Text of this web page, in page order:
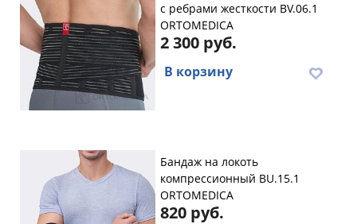
с ребрами жесткости BV.06.1
ORTOMEDICA
2 300 руб.
В корзину
Бандаж на локоть
компрессионный BU.15.1
ORTOMEDICA
820 руб.